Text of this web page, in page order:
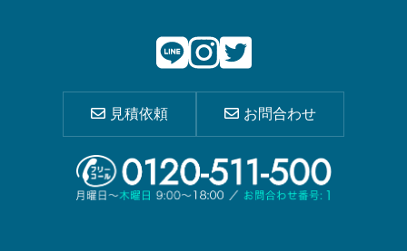
見積依頼 お問合わせ